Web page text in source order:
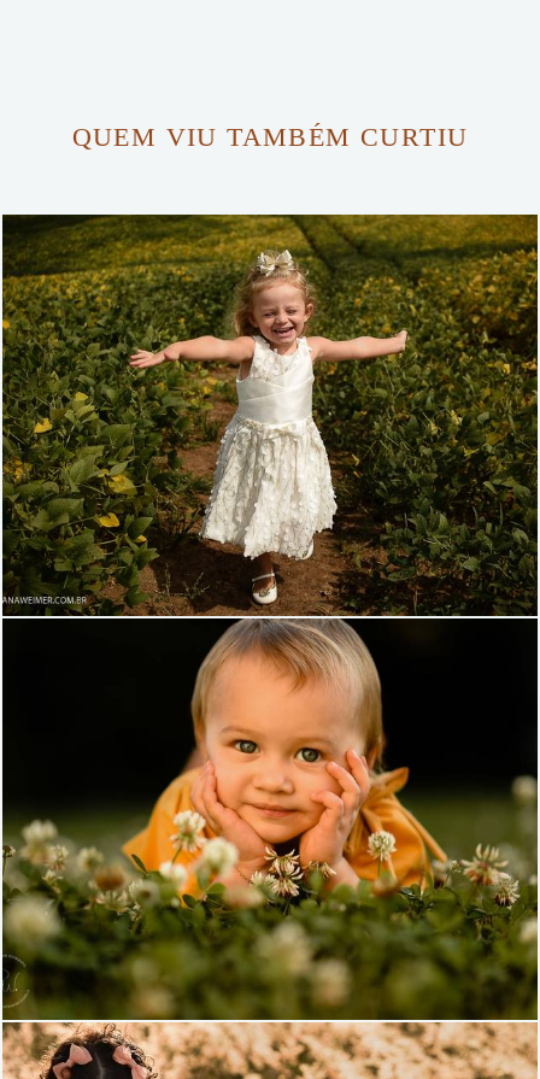
QUEM VIU TAMBÉM CURTIU
1344 4
973 0